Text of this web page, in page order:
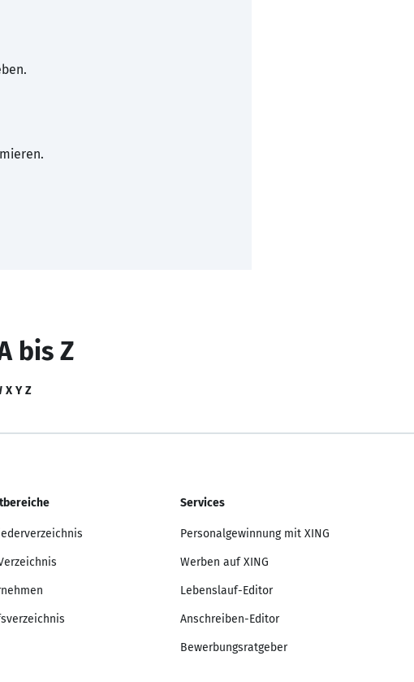
bis Z
X Y Z
Services
Personalgewinnung mit XING
Werben auf XING
Lebenslauf-Editor
Anschreiben-Editor
Bewerbungsratgeber